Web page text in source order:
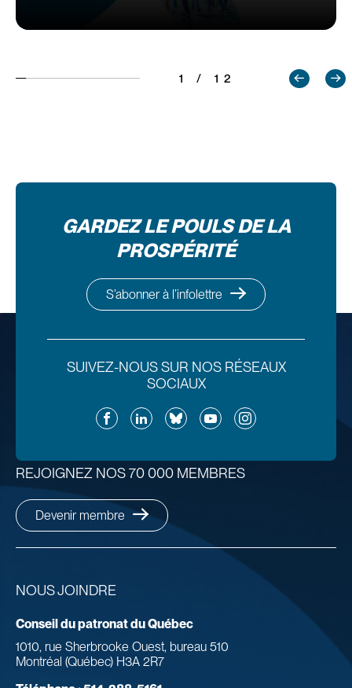
1 / 12
GARDEZ LE POULS DE LA
PROSPÉRITÉ
S’abonner à l’infolettre
SUIVEZ-NOUS SUR NOS RÉSEAUX
SOCIAUX
FacebookLinkedInBlueskyYouTubeInstagram
NOUS JOINDRE
Conseil du patronat du Québec
1010, rue Sherbrooke Ouest, bureau 510
Montréal (Québec) H3A 2R7
REJOIGNEZ NOS 70 000 MEMBRES
Devenir membre